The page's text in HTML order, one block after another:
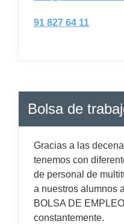
91 827 64 11
Bolsa de
Gracias a las
tenemos con
de personal de
a nuestros alumnos
BOLSA DE
constantemente.